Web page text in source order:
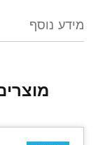
מידע נוסף